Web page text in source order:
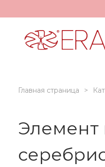
Главная страница
Элемент